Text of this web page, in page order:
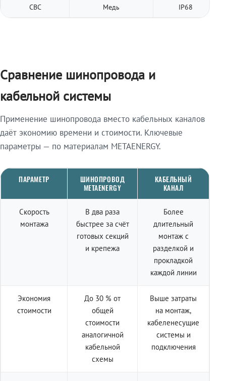
СВС Медь IP68
Сравнение шинопровода и
кабельной системы
Применение шинопровода вместо кабельных каналов
даёт экономию времени и стоимости. Ключевые
параметры — по материалам METAENERGY.
ПАРАМЕТР
ШИНОПРОВОД
METAENERGY
КАБЕЛЬНЫЙ
КАНАЛ
Скорость
монтажа
В два раза
быстрее за счёт
готовых секций
и крепежа
Более
длительный
монтаж с
разделкой и
прокладкой
каждой линии
Экономия
стоимости
До 30 % от
общей
стоимости
аналогичной
кабельной
схемы
Выше затраты
на монтаж,
кабеленесущие
системы и
подключения